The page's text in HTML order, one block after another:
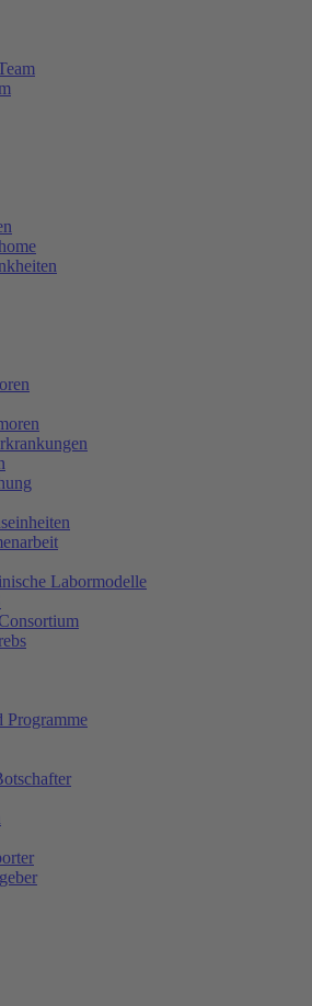
Labormodelle